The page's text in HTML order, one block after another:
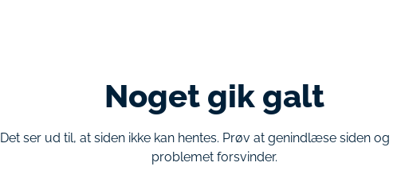
Noget gik galt
Det ser ud til, at siden ikke kan hentes. Prøv at genindlæse siden og
problemet forsvinder.